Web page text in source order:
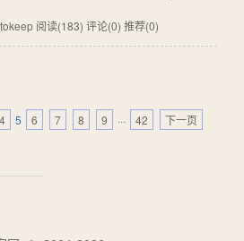
阅读(183) 评论(0) 推荐(0)
4 5 6 7 8 9 ··· 42 下一页